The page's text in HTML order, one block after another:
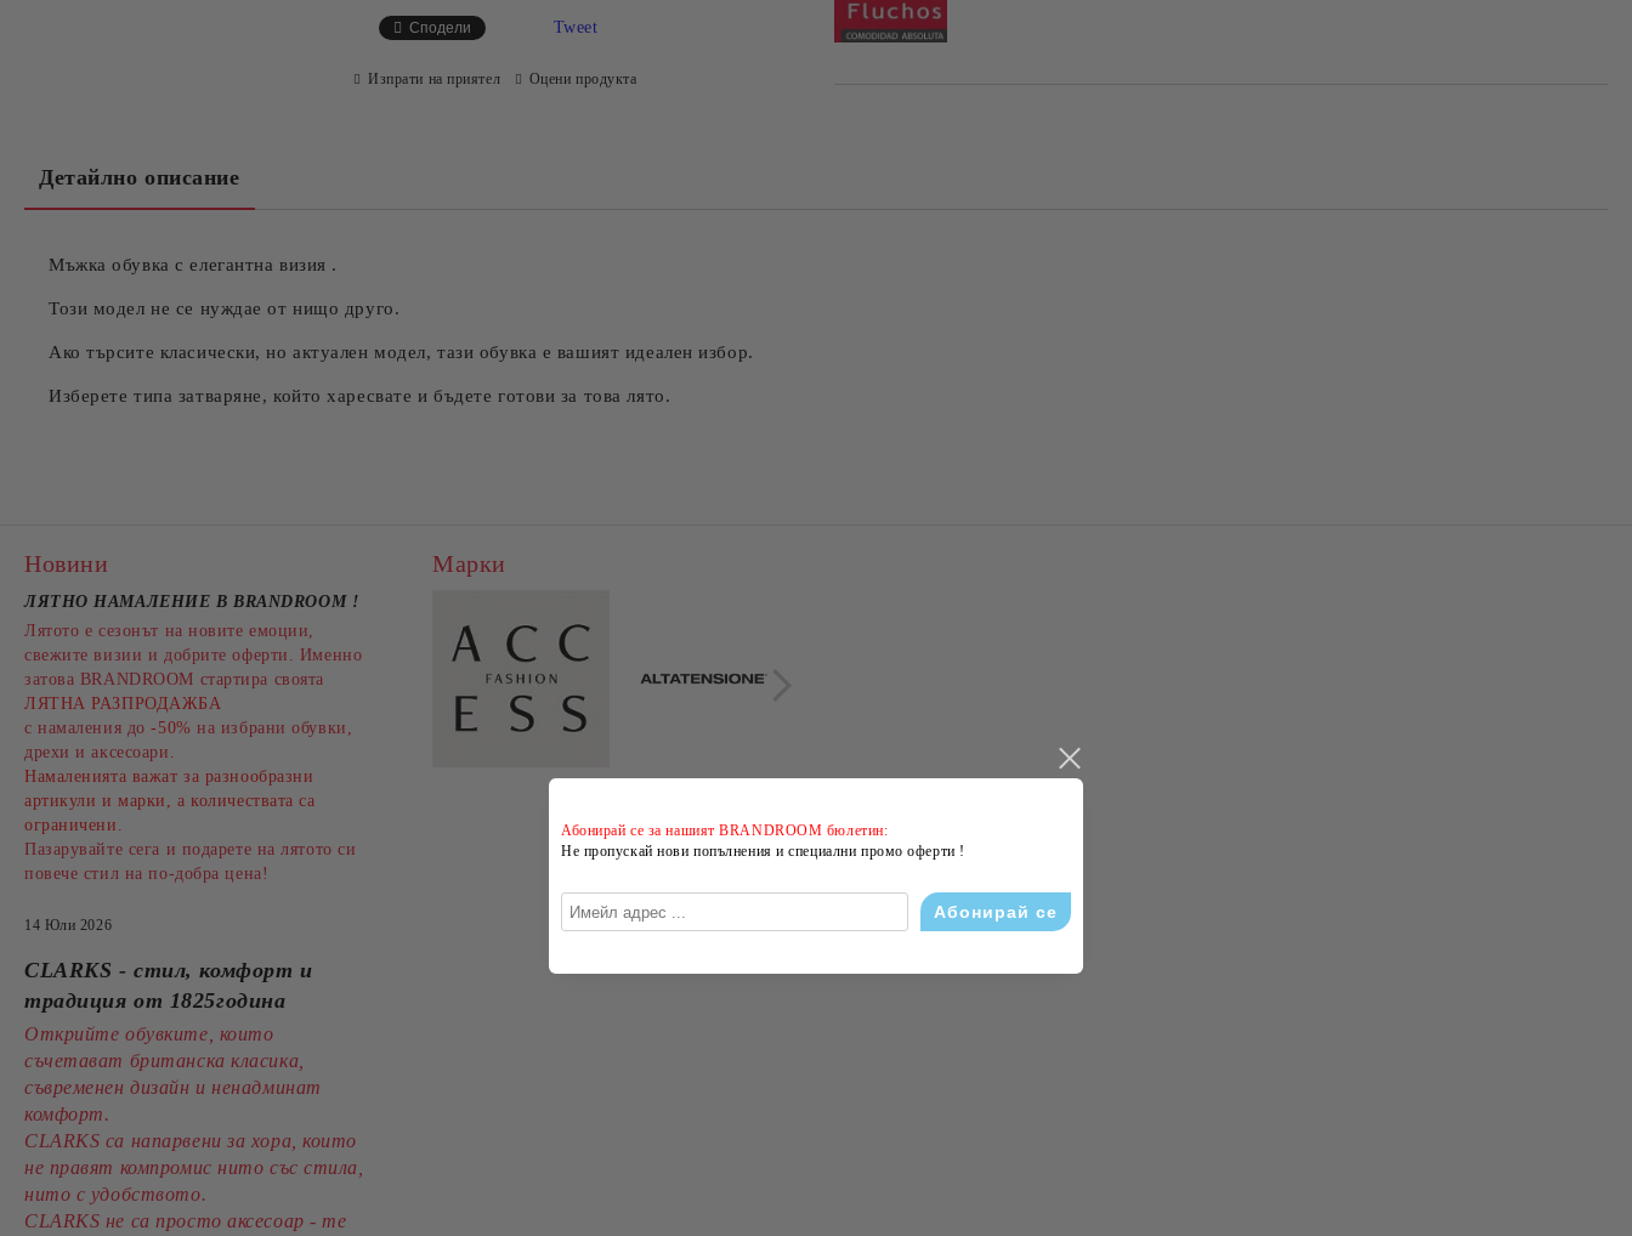
Сподели Tweet
Изпрати на приятел Оцени продукта
Детайлно описание
Мъжка обувка с елегантна визия .
Този модел не се нуждае от нищо друго.
Ако търсите класически, но актуален модел, тази обувка е вашият идеален избор.
Изберете типа затваряне, който харесвате и бъдете готови за това лято.
Новини
ЛЯТНО НАМАЛЕНИЕ В BRANDROOM !
Лятото е сезонът на новите емоции,
свежите визии и добрите оферти. Именно
затова BRANDROOM стартира своята
ЛЯТНА РАЗПРОДАЖБА
с намаления до -50% на избрани обувки,
дрехи и аксесоари.
Намаленията важат за разнообразни
артикули и марки, а количествата са
ограничени.
Пазарувайте сега и подарете на лятото си
повече стил на по-добра цена!
14 Юли 2026
CLARKS - стил, комфорт и
традиция от 1825година
Открийте обувките, които
съчетават британска класика,
съвременен дизайн и ненадминат
комфорт.
CLARKS са напарвени за хора, които
не правят компромис нито със стила,
нито с удобството.
CLARKS не са просто аксесоар - те
Марки
Абонирай се за нашият BRANDROOM бюлетин:
Не пропускай нови попълнения и специални промо оферти !